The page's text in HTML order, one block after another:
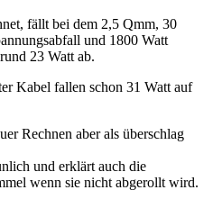
fällt bei dem 2,5 Qmm, 30
und 1800 Watt
23 Watt ab.
Kabel fallen schon 31 Watt auf
Rechnen aber als überschlag
und erklärt auch die
wenn sie nicht abgerollt wird.